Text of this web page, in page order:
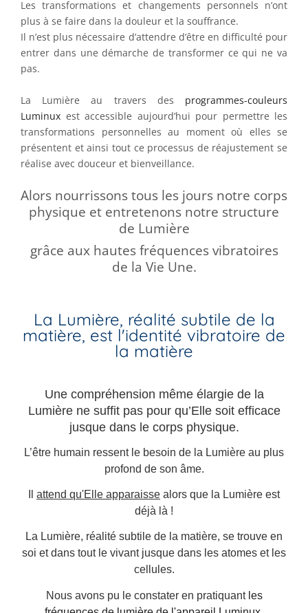
Les transformations et changements personnels n’ont
plus à se faire dans la douleur et la souffrance.
Il n’est plus nécessaire d’attendre d’être en difficulté pour
entrer dans une démarche de transformer ce qui ne va
pas.
La Lumière au travers des programmes-couleurs
Luminux est accessible aujourd’hui pour permettre les
transformations personnelles au moment où elles se
présentent et ainsi tout ce processus de réajustement se
réalise avec douceur et bienveillance.
Alors nourrissons tous les jours notre corps
physique et entretenons notre structure
de Lumière
grâce aux hautes fréquences vibratoires
de la Vie Une.
La Lumière, réalité subtile de la
matière, est l'identité vibratoire de
la matière
Une compréhension même élargie de la
Lumière ne suffit pas pour qu’Elle soit efficace
jusque dans le corps physique.
L’être humain ressent le besoin de la Lumière au plus
profond de son âme.
attend qu'Elle apparaisse alors que la Lumière est
déjà là !
La Lumière, réalité subtile de la matière, se trouve en
soi et dans tout le vivant jusque dans les atomes et les
cellules.
Nous avons pu le constater en pratiquantles